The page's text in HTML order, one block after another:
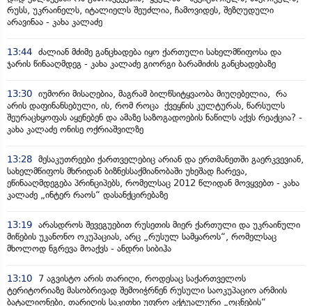
რუსს, უკრაინელს, იტალიელს შეუძლია, ჩამოვიდეს, შეზღუდული
არავინაა - კახა კალაძე
13:44 ძალიან მძიმე განცხადება იყო ქართული სახელმწიფოსა და
ჯარის წინააღმდეგ - კახა კალაძე გიორგი ბარამიძის განცხადებაზე
13:30 იუმორი მისაღებია, მაგრამ ბილწსიტყვაობა მიუღებელია, რა
არის დაფინანსებული, ის, რომ როცა ქვეყნის კულტურას, წარსულს
შეურაცხყოფას აყენებენ და ამაზე საზოგადოების ნაწილს აქვს რეაქცია? -
კახა კალაძე ონისე ოქრიაშვილზე
13:28 მესაკუთრეები ქართველებიც არიან და ერთმანეთში გაერკვევიან,
სახელმწიფოს მხრიდან ბიზნესსაქმიანობაში უხეშად ჩარევა,
ეწინააღმდეგება პრინციპებს, რომელსაც 2012 წლიდან მოვყვებთ - კახა
კალაძე „ინტერ რაოს“ დასანქცირებაზე
13:19 არასდროს შევეგუებით რუსეთის მიერ ქართული და უკრაინული
მიწების უკანონო ოკუპაციას, არც „რუსულ სამყაროს“, რომელსაც
მხოლოდ ნგრევა მოაქვს - ანდრი სიბიჰა
13:10
7 აგვისტო არის თარიღი, როდესაც საქართველოს
ტერიტორიაზე მასობრივად შემოიჭრნენ რუსული საოკუპაციო არმიის
ბატალიონები, თარიღის საკითხი უფრო აქტუალური „ოცნების“